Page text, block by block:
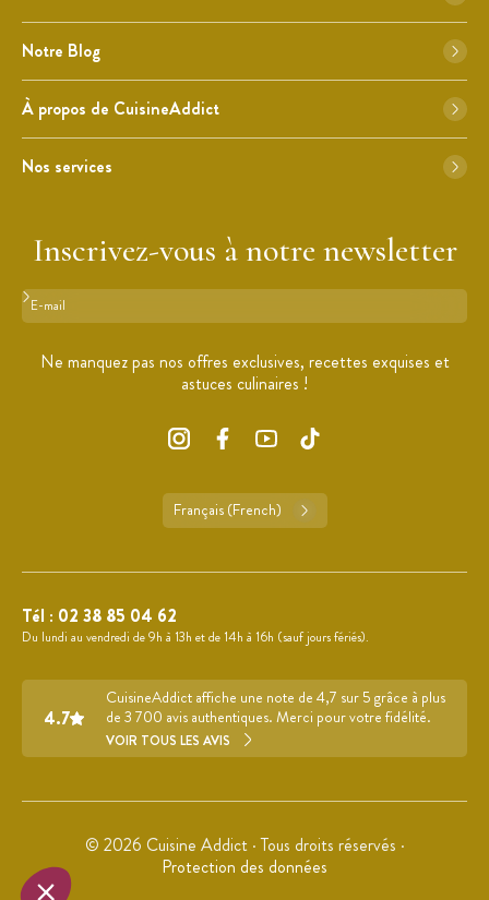
Notre Blog
À propos de CuisineAddict
Nos services
Inscrivez-vous à notre newsletter
Format : adresse@email.com
Ne manquez pas nos offres exclusives, recettes exquises et
astuces culinaires !
Français (French)
Tél : 02 38 85 04 62
Du lundi au vendredi de 9h à 13h et de 14h à 16h (sauf jours fériés).
4.7
CuisineAddict affiche une note de 4,7 sur 5 grâce à plus
de 3 700 avis authentiques. Merci pour votre fidélité.
VOIR TOUS LES AVIS
© 2026 Cuisine Addict · Tous droits réservés ·
Protection des données